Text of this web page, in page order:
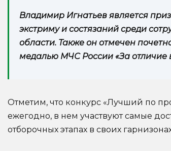
Владимир Игнатьев является
экстриму и состязаний среди
области. Также он отмечен
медалью МЧС России «За отличие
Отметим, что конкурс «Лучший по
ежегодно, в нем участвуют самые
отборочных этапах в своих